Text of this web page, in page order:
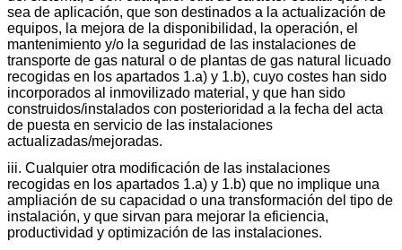
sea de aplicación, que son destinados a la actualización de
equipos, la mejora de la disponibilidad, la operación, el
mantenimiento y/o la seguridad de las instalaciones de
transporte de gas natural o de plantas de gas natural licuado
recogidas en los apartados 1.a) y 1.b), cuyo costes han sido
incorporados al inmovilizado material, y que han sido
construidos/instalados con posterioridad a la fecha del acta
de puesta en servicio de las instalaciones
actualizadas/mejoradas.
iii. Cualquier otra modificación de las instalaciones
recogidas en los apartados 1.a) y 1.b) que no implique una
ampliación de su capacidad o una transformación del tipo de
instalación, y que sirvan para mejorar la eficiencia,
productividad y optimización de las instalaciones.